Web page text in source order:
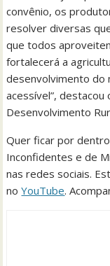
convênio, os
resolver diversas
que todos
fortalecerá a
desenvolvimento do
acessível”,
Desenvolvimento
Quer ficar por
Inconfidentes e de
nas redes sociais.
noYouTube.